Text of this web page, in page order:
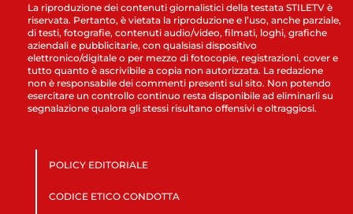
La riproduzione dei contenuti giornalistici della testata STILETV è
riservata. Pertanto, è vietata la riproduzione e l’uso, anche parziale,
di testi, fotografie, contenuti audio/video, filmati, loghi, grafiche
aziendali e pubblicitarie, con qualsiasi dispositivo
elettronico/digitale o per mezzo di fotocopie, registrazioni, cover e
tutto quanto è ascrivibile a copia non autorizzata. La redazione
non è responsabile dei commenti presenti sul sito. Non potendo
esercitare un controllo continuo resta disponibile ad eliminarli su
segnalazione qualora gli stessi risultano offensivi e oltraggiosi.
POLICY EDITORIALE
CODICE ETICO CONDOTTA